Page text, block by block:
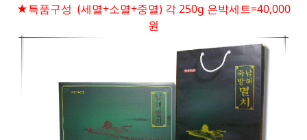
★특품구성 (세멸+소멸+중멸) 각 250g 은박세트=40,000
원